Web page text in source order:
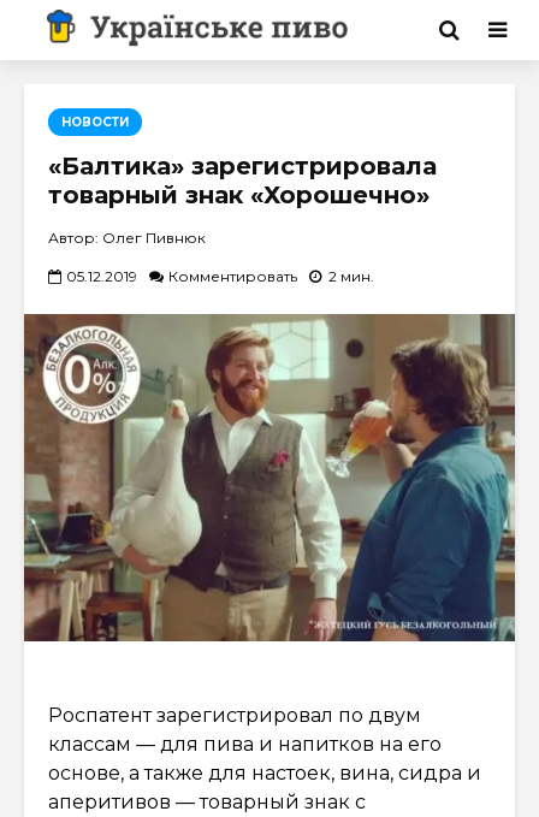
НОВОСТИ
«Балтика» зарегистрировала
товарный знак «Хорошечно»
Автор: Олег Пивнюк
05.12.2019 Комментировать 2 мин.
Роспатент зарегистрировал по двум
классам — для пива и напитков на его
основе, а также для настоек, вина, сидра и
аперитивов — товарный знак с